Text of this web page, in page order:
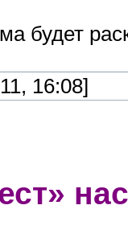
будет
16:08]